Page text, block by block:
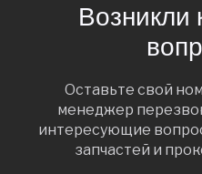
Возникли
Оставьте свой
менеджер
интересующие
запчастей и